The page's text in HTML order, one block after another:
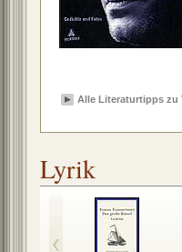
Alle Literaturtipps zu
Lyrik